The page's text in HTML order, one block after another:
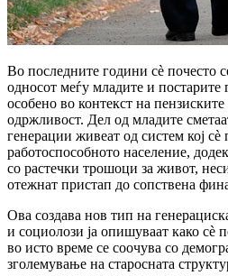
Во последните години сè почесто
односот меѓу младите и постарите
особено во контекст на
одржливост. Дел од младите
генерации живеат од систем кој сè
работоспособното население,
со растечки трошоци за живот,
отежнат пристап до сопствена
Ова создава нов тип на
и социолози ја опишуваат како сè
во исто време се соочува со
зголемување на старосната